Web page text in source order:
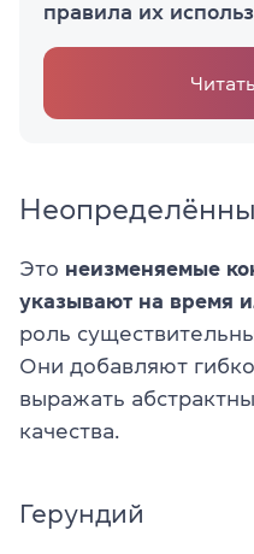
правила их
Это неизменяемые
указывают на время
роль
Они добавляют
выражать
качества.
Герундий